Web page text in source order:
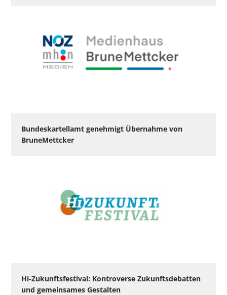
Bundeskartellamt genehmigt Übernahme von
BruneMettcker
Hi-Zukunftsfestival: Kontroverse Zukunftsdebatten
und gemeinsames Gestalten